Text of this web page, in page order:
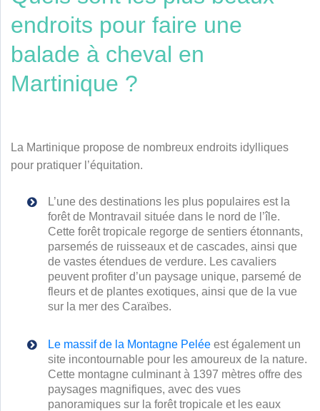
endroits pour faire une
balade à cheval en
Martinique ?
La Martinique propose de nombreux endroits idylliques
pour pratiquer l’équitation.
L’une des destinations les plus populaires est la
forêt de Montravail située dans le nord de l’île.
Cette forêt tropicale regorge de sentiers étonnants,
parsemés de ruisseaux et de cascades, ainsi que
de vastes étendues de verdure. Les cavaliers
peuvent profiter d’un paysage unique, parsemé de
fleurs et de plantes exotiques, ainsi que de la vue
sur la mer des Caraïbes.
Le massif de la Montagne Pelée est également un
site incontournable pour les amoureux de la nature.
Cette montagne culminant à 1397 mètres offre des
paysages magnifiques, avec des vues
panoramiques sur la forêt tropicale et les eaux